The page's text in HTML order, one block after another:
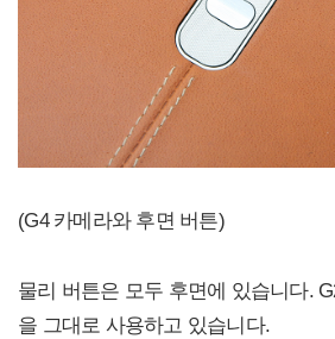
(G4 카메라와 후면 버튼)
물리 버튼은 모두 후면에 있습니다.
을 그대로 사용하고 있습니다.